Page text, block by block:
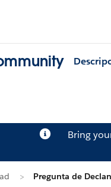
Bring
Pregunta de